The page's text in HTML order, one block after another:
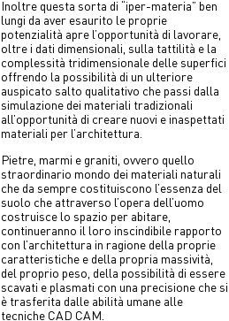
Inoltre questa sorta di “iper-materia” ben
lungi da aver esaurito le proprie
potenzialità apre l’opportunità di lavorare,
oltre i dati dimensionali, sulla tattilità e la
complessità tridimensionale delle superfici
offrendo la possibilità di un ulteriore
auspicato salto qualitativo che passi dalla
simulazione dei materiali tradizionali
all’opportunità di creare nuovi e inaspettati
materiali per l’architettura.
Pietre, marmi e graniti, ovvero quello
straordinario mondo dei materiali naturali
che da sempre costituiscono l’essenza del
suolo che attraverso l’opera dell’uomo
costruisce lo spazio per abitare,
continueranno il loro inscindibile rapporto
con l’architettura in ragione della proprie
caratteristiche e della propria massività,
del proprio peso, della possibilità di essere
scavati e plasmati con una precisione che si
è trasferita dalle abilità umane alle
tecniche CAD CAM.